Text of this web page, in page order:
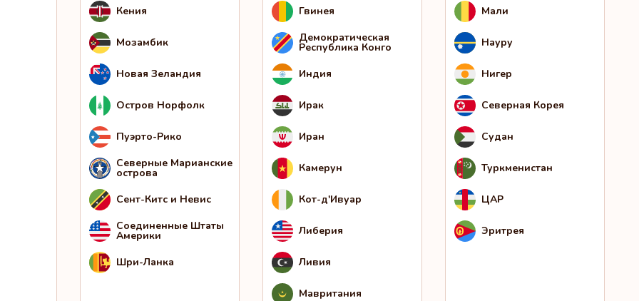
Кения
Мозамбик
Новая Зеландия
Остров Норфолк
Пуэрто-Рико
Северные Марианские
острова
Сент-Китс и Невис
Соединенные Штаты
Америки
Шри-Ланка
Гвинея
Демократическая
Республика Конго
Индия
Ирак
Иран
Камерун
Кот-д'Ивуар
Либерия
Ливия
Мавритания
Мали
Науру
Нигер
Северная Корея
Судан
Туркменистан
ЦАР
Эритрея